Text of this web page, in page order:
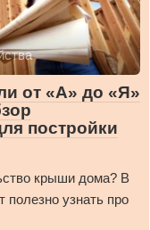
от «А» до «Я»
постройки
крыши дома? В
полезно узнать про